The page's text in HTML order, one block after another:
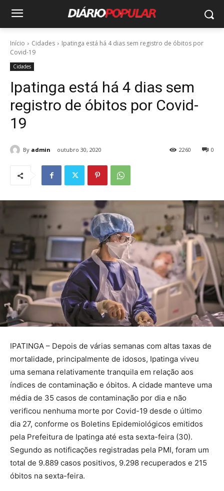
Início Cidades
Ipatinga está há 4 dias sem registro de óbitos por
Covid-19
Cidades
Ipatinga está há 4 dias sem
registro de óbitos por Covid-
19
By admin outubro 30, 2020 0
2260
IPATINGA – Depois de várias semanas com altas taxas de
mortalidade, principalmente de idosos, Ipatinga viveu
uma semana relativamente tranquila em relação aos
índices de contaminação e óbitos. A cidade manteve uma
média de 35 casos de contaminação por dia e não
verificou nenhuma morte por Covid-19 desde o último
dia 27, conforme os Boletins Epidemiológicos emitidos
pela Prefeitura de Ipatinga até esta sexta-feira (30).
Segundo as notificações registradas pela PMI, foram um
total de 9.889 casos positivos, 9.298 recuperados e 215
óbitos na sexta-feira.